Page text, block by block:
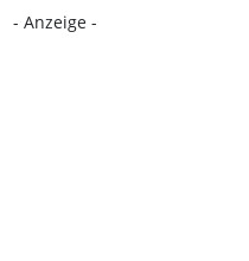
- Anzeige -